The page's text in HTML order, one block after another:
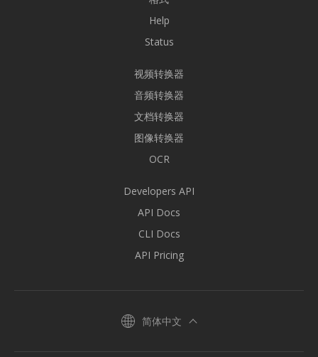
Help
Status
视频转换器
音频转换器
文档转换器
图像转换器
OCR
Developers API
API Docs
CLI Docs
API Pricing
简体中文